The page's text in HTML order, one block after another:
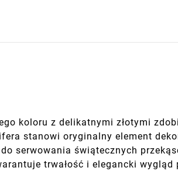
koloru z delikatnymi złotymi
stanowi oryginalny element
do serwowania świątecznych
trwałość i elegancki wygląd